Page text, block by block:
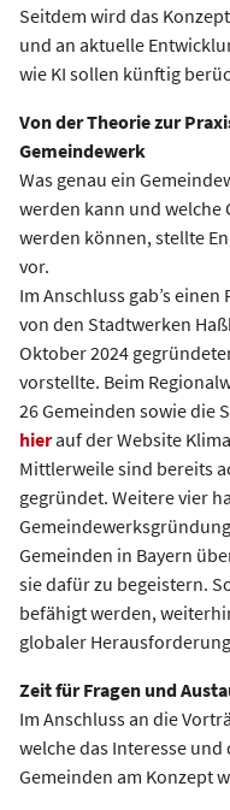
Seitdem wird das
und an aktuelle
wie KI sollen künftig
Von der Theorie zur
Gemeindewerk
Was genau ein
werden kann und welche
werden können, stellte
vor.
Im Anschluss gab’s
von den Stadtwerken
Oktober 2024
vorstellte. Beim
26 Gemeinden sowie die
hierauf der Website
Mittlerweile sind bereits
gegründet. Weitere vier
Gemeinden in Bayern
sie dafür zu begeistern.
befähigt werden,
globaler
Zeit für Fragen und
Im Anschluss an die
welche das Interesse
Gemeinden am Konzept